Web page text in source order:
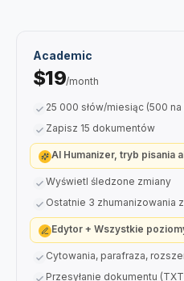
Academic
$19/month
25 000 słów/miesiąc (500
Zapisz 15 dokumentów
AI Humanizer, tryb pisania
Wyświetl śledzone zmiany
Ostatnie 3 zhumanizowania
Edytor + Wszystkie
Cytowania, parafraza,
Przesyłanie dokumentu